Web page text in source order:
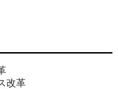
改革